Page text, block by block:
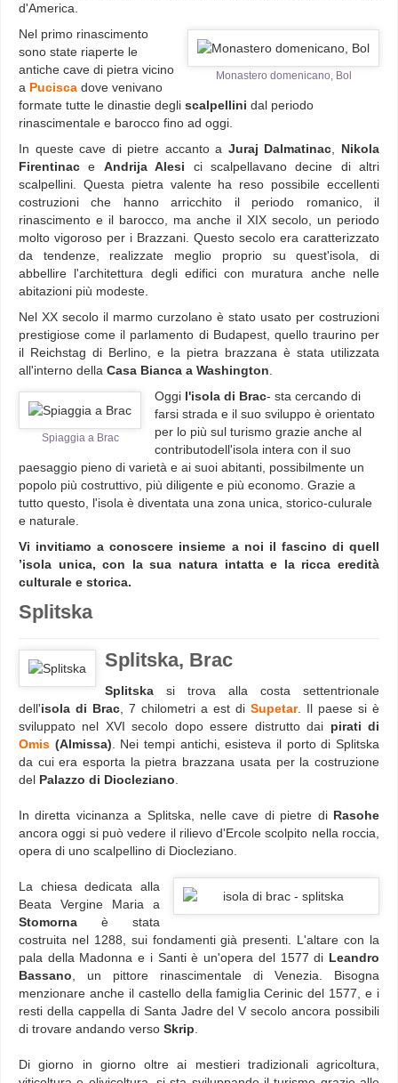
d'America.
Monastero domenicano, Bol
Nel primo rinascimento
sono state riaperte le
antiche cave di pietra vicino
a Pucisca dove venivano
formate tutte le dinastie degli scalpellini dal periodo
rinascimentale e barocco fino ad oggi.
In queste cave di pietre accanto a Juraj Dalmatinac
Nikola
Firentinac e Andrija Alesi ci scalpellavano decine di altri
scalpellini. Questa pietra valente ha reso possibile eccellenti
costruzioni che hanno arricchito il periodo romanico, il
rinascimento e il barocco, ma anche il XIX secolo, un periodo
molto vigoroso per i Brazzani. Questo secolo era caratterizzato
da tendenze, realizzate meglio proprio su quest'isola, di
abbellire l'architettura degli edifici con muratura anche nelle
abitazioni più modeste.
Nel XX secolo il marmo curzolano è stato usato per costruzioni
prestigiose come il parlamento di Budapest, quello traurino per
il Reichstag di Berlino, e la pietra brazzana è stata utilizzata
all'interno della Casa Bianca a Washington
Spiaggia a Brac
Oggi l'isola di Brac- sta cercando di
farsi strada e il suo sviluppo è orientato
per lo più sul turismo grazie anche al
contributodell'isola intera con il suo
paesaggio pieno di varietà e ai suoi abitanti, possibilmente un
popolo più costruttivo, più diligente e più economo. Grazie a
tutto questo, l'isola è diventata una zona unica, storico-culurale
e naturale.
Vi invitiamo a conoscere insieme a noi il fascino di quell
’isola unica, con la sua natura intatta e la ricca eredità
culturale e storica.
Splitska
Splitska, Brac
Splitska si trova alla costa settentrionale
dell'isola di Brac , 7 chilometri a est di Supetar. Il paese si è
sviluppato nel XVI secolo dopo essere distrutto dai pirati di
Omis (Almissa) . Nei tempi antichi, esisteva il porto di Splitska
da cui era esporta la pietra brazzana usata per la costruzione
del Palazzo di Diocleziano
In diretta vicinanza a Splitska, nelle cave di pietre di Rasohe
ancora oggi si può vedere il rilievo d'Ercole scolpito nella roccia,
opera di uno scalpellino di Diocleziano.
La chiesa dedicata alla
Beata Vergine Maria a
Stomorna è stata
costruita nel 1288, sui fondamenti già presenti. L'altare con la
pala della Madonna e i Santi è un'opera del 1577 di Leandro
Bassano , un pittore rinascimentale di Venezia. Bisogna
menzionare anche il castello della famiglia Cerinic del 1577, e i
resti della cappella di Santa Jadre del V secolo ancora possibili
di trovare andando verso Skrip
Di giorno in giorno oltre ai mestieri tradizionali agricoltura,